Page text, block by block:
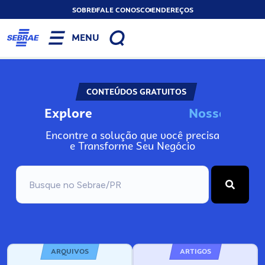
SOBREFALE CONOSCOENDEREÇOS
MENU
CONTEÚDOS GRATUITOS
Explore Nosso
Encontre a solução que você precisa
e Transforme Seu Negócio
ARQUIVOS ARTIGOS